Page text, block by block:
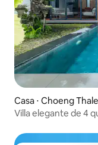
Casa ⋅ Choeng Thale
Villa elegante de 4